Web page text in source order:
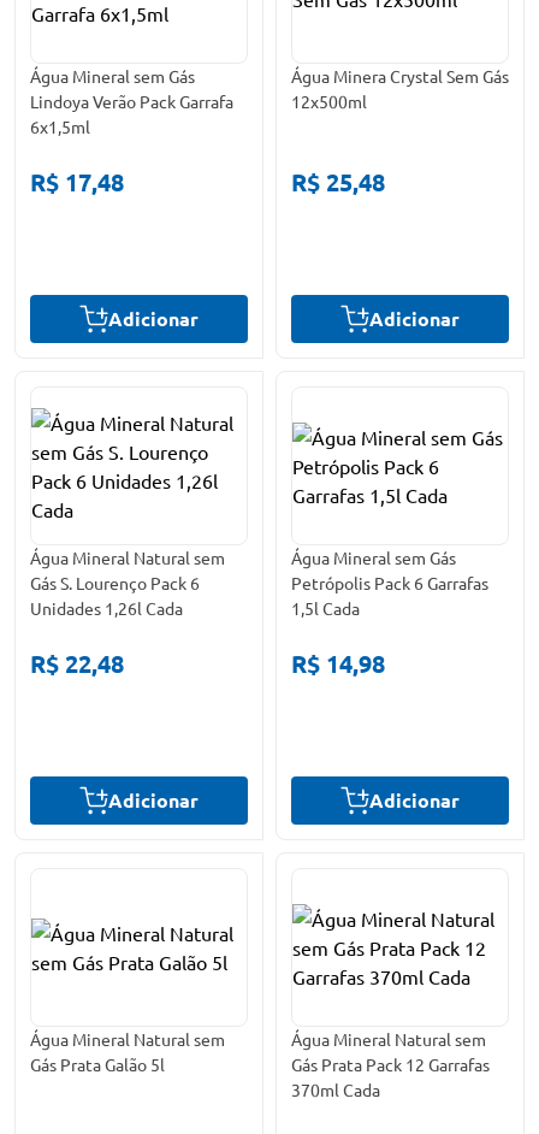
Água Mineral sem Gás
Lindoya Verão Pack Garrafa
6x1,5ml
R$ 17,48
Adicionar
Água Minera Crystal Sem Gás
12x500ml
R$ 25,48
Adicionar
Água Mineral Natural sem
Gás S. Lourenço Pack 6
Unidades 1,26l Cada
R$ 22,48
Adicionar
Água Mineral sem Gás
Petrópolis Pack 6 Garrafas
1,5l Cada
R$ 14,98
Adicionar
Água Mineral Natural sem
Gás Prata Galão 5l
Água Mineral Natural sem
Gás Prata Pack 12 Garrafas
370ml Cada